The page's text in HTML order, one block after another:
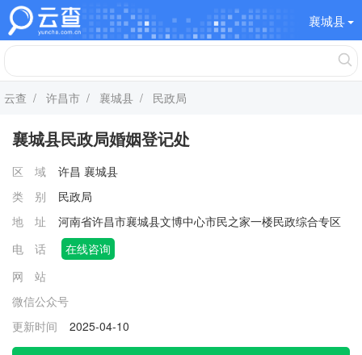
襄城县
云查 / 许昌市 / 襄城县 / 民政局
襄城县民政局婚姻登记处
区 域 许昌 襄城县
类 别
民政局
地 址
河南省许昌市襄城县文博中心市民之家一楼民政综合专区
电 话
在线咨询
网 站
微信公众号
更新时间
2025-04-10